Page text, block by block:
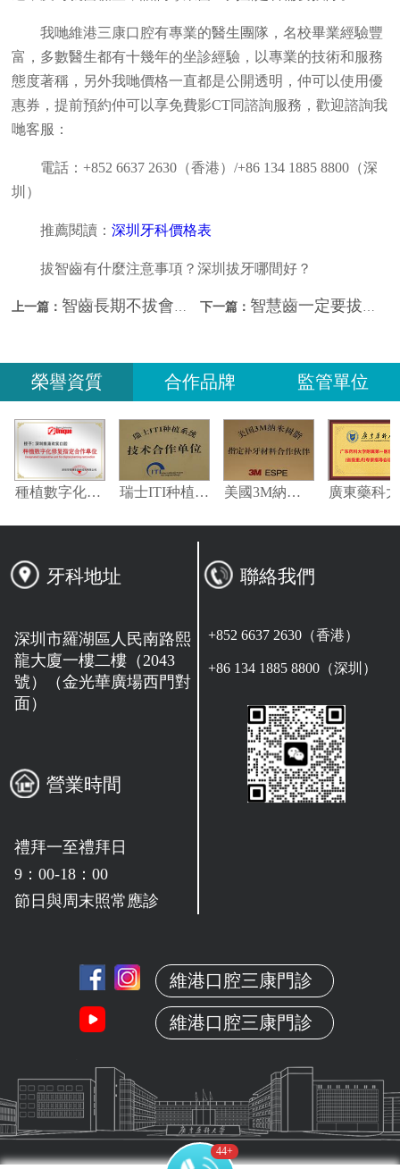
我哋維港三康口腔有專業的醫生團隊，名校畢業經驗豐
富，多數醫生都有十幾年的坐診經驗，以專業的技術和服務
態度著稱，另外我哋價格一直都是公開透明，仲可以使用優
惠券，提前預約仲可以享免費影CT同諮詢服務，歡迎諮詢我
哋客服：
電話：+852 6637 2630（香港）/+86 134 1885 8800（深
圳）
推薦閱讀：深圳牙科價格表
拔智齒有什麼注意事項？深圳拔牙哪間好？
上一篇： 智齒長期不拔會壞嗎？深圳拔牙哪間好？ 下一篇： 智慧齒一定要拔除嗎？在深圳拔智慧齒痛嗎？
榮譽資質 合作品牌 監管單位
牙科地址
深圳市羅湖區人民南路熙
龍大廈一樓二樓（2043
號）（金光華廣場西門對
面）
營業時間
禮拜一至禮拜日
9：00-18：00
節日與周末照常應診
維港口腔三康門診
維港口腔三康門診
聯絡我們
+852 6637 2630（香港）
+86 134 1885 8800（深圳）
44+